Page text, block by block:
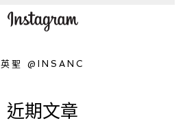
英聖 @INSANC
近期文章